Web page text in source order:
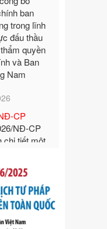
đấu thầu
quyền
và Ban
Nam
CP
NĐ-CP
tiết một
chức,
lý
CP
NĐ-CP
chi tiết một
chức,
lý